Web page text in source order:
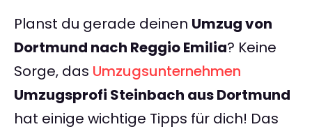
Planst du gerade deinen Umzug von
Dortmund nach Reggio Emilia? Keine
Sorge, das Umzugsunternehmen
Umzugsprofi Steinbach aus Dortmund
hat einige wichtige Tipps für dich! Das